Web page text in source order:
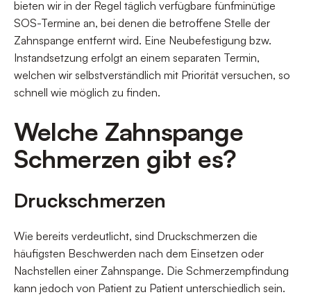
bieten wir in der Regel täglich verfügbare fünfminütige
SOS-Termine an, bei denen die betroffene Stelle der
Zahnspange entfernt wird. Eine Neubefestigung bzw.
Instandsetzung erfolgt an einem separaten Termin,
welchen wir selbstverständlich mit Priorität versuchen, so
schnell wie möglich zu finden.
Welche Zahnspange
Schmerzen gibt es?
Druckschmerzen
Wie bereits verdeutlicht, sind Druckschmerzen die
häufigsten Beschwerden nach dem Einsetzen oder
Nachstellen einer Zahnspange. Die Schmerzempfindung
kann jedoch von Patient zu Patient unterschiedlich sein.